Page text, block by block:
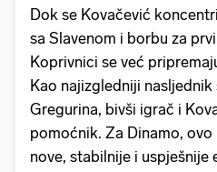
Dok se Kovačević
sa Slavenom i borbu za
Koprivnici se već
Kao najizgledniji
Gregurina, bivši igrač i
pomoćnik. Za Dinamo,
nove, stabilnije i uspješnije